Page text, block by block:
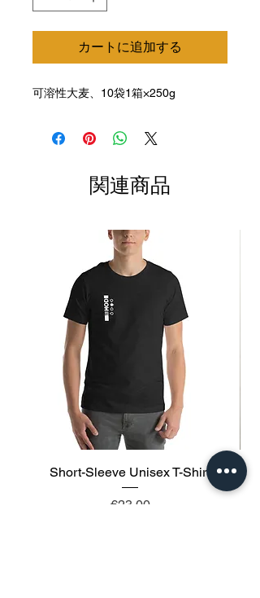
€17.60
カートに追加する
可溶性大麦、10袋1箱×250g
関連商品
Short-Sleeve Unisex T-Shirt
価格
€23.00